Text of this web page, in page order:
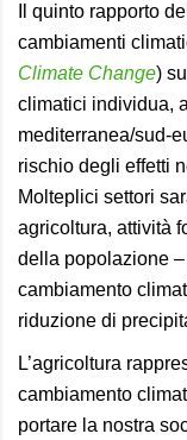
Il quinto rapporto
cambiamenti
Climate Change)
climatici individua,
mediterranea/sud-
rischio degli effetti
Molteplici settori
agricoltura, attività
della popolazione –
cambiamento
riduzione di
L’agricoltura
cambiamento
portare la nostra